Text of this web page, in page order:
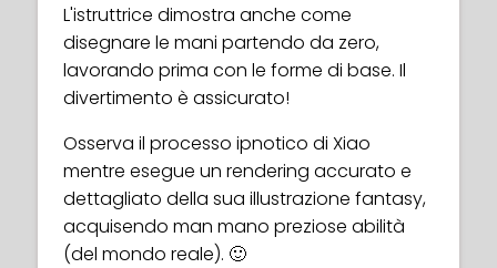
L'istruttrice dimostra anche come
disegnare le mani partendo da zero,
lavorando prima con le forme di base. Il
divertimento è assicurato!
Osserva il processo ipnotico di Xiao
mentre esegue un rendering accurato e
dettagliato della sua illustrazione fantasy,
acquisendo man mano preziose abilità
(del mondo reale). 🙂